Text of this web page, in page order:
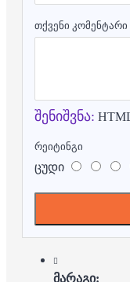
თქვენი კომენტარი
შენიშვნა:
რეიტინგი
ცუდი
მარაგი: